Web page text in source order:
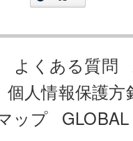
よくある質問
個人情報保護方
ップ